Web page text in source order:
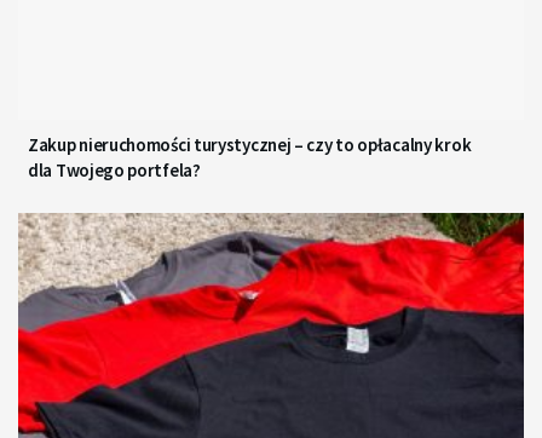
Zakup nieruchomości turystycznej – czy to opłacalny krok
dla Twojego portfela?